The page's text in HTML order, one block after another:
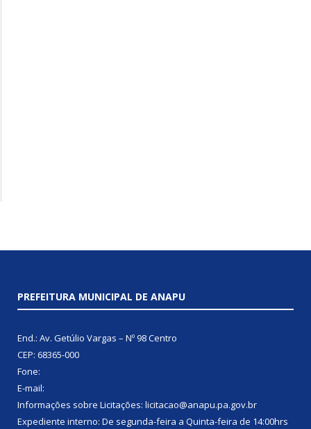
PREFEITURA MUNICIPAL DE ANAPU
End.: Av. Getúlio Vargas – Nº 98 Centro
CEP: 68365-000
Fone:
E-mail:
Informações sobre Licitações: licitacao@anapu.pa.gov.br
Expediente interno: De segunda-feira a Quinta-feira de 14:00hrs